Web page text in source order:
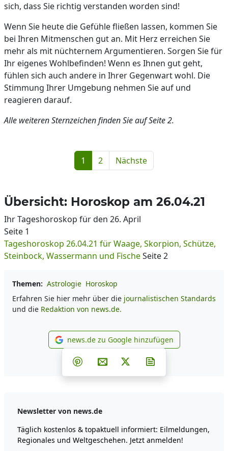
sich, dass Sie richtig verstanden worden sind!
Wenn Sie heute die Gefühle fließen lassen, kommen Sie
bei Ihren Mitmenschen gut an. Mit Herz erreichen Sie
mehr als mit nüchternem Argumentieren. Sorgen Sie für
Ihr eigenes Wohlbefinden! Wenn es Ihnen gut geht,
fühlen sich auch andere in Ihrer Gegenwart wohl. Die
Stimmung Ihrer Umgebung nehmen Sie auf und
reagieren darauf.
Alle weiteren Sternzeichen finden Sie auf Seite 2.
1 2 Nächste
Übersicht: Horoskop am 26.04.21
Ihr Tageshoroskop für den 26. April
Seite 1
Tageshoroskop 26.04.21 für Waage, Skorpion, Schütze,
Steinbock, Wassermann und FischeSeite 2
Themen: Astrologie Horoskop
Erfahren Sie hier mehr über die journalistischen Standards
und die Redaktion von news.de.
news.de zu Google
news.de zu Google hinzufügen
Teilen auf Facebook
Teilen auf Whatsapp
Teilen auf Telegram
Teilen auf Pinterest
Per E-Mail teilen
Post auf X
Newsletter von news.de
Täglich kostenlos & topaktuell informiert: Eilmeldungen,
Regionales und Weltgeschehen. Jetzt anmelden!